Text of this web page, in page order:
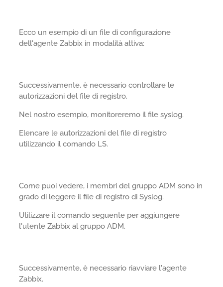
Ecco un esempio di un file di configurazione
dell'agente Zabbix in modalità attiva:
Successivamente, è necessario controllare le
autorizzazioni del file di registro.
Nel nostro esempio, monitoreremo il file syslog.
Elencare le autorizzazioni del file di registro
utilizzando il comando LS.
Come puoi vedere, i membri del gruppo ADM sono in
grado di leggere il file di registro di Syslog.
Utilizzare il comando seguente per aggiungere
l'utente Zabbix al gruppo ADM.
Successivamente, è necessario riavviare l'agente
Zabbix.